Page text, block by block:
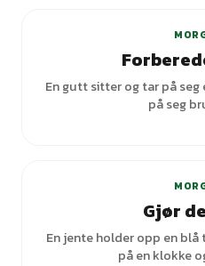
En gutt sitter og tar på seg
på seg
Gjør
En jente holder opp en
på en klokke